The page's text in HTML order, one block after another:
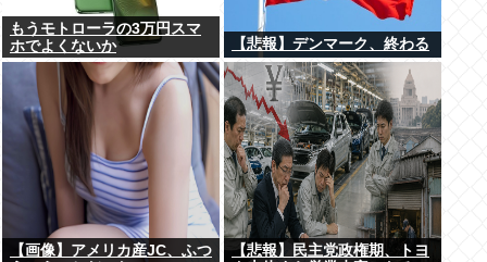
もうモトローラの3万円スマ
ホでよくないか
【悲報】デンマーク、終わる
【画像】アメリカ産JC、ふつ
【悲報】民主党政権期、トヨ